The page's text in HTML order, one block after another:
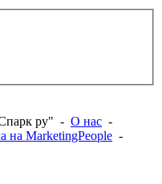
ру" - О нас -
на MarketingPeople -